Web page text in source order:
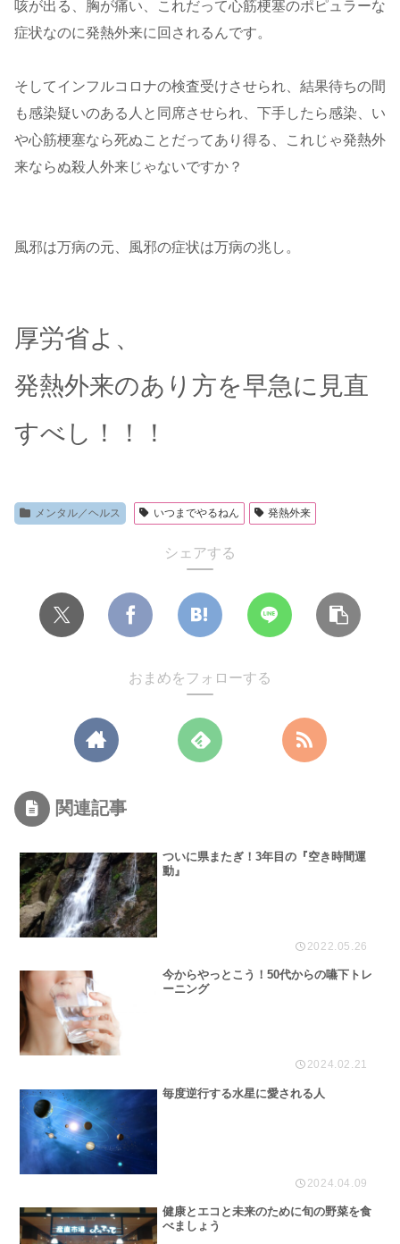
咳が出る、胸が痛い、これだって心筋梗塞のポピュラーな
症状なのに発熱外来に回されるんです。
そしてインフルコロナの検査受けさせられ、結果待ちの間
も感染疑いのある人と同席させられ、下手したら感染、い
や心筋梗塞なら死ぬことだってあり得る、これじゃ発熱外
来ならぬ殺人外来じゃないですか？
風邪は万病の元、風邪の症状は万病の兆し。
厚労省よ、
発熱外来のあり方を早急に見直
すべし！！！
メンタル／ヘルス いつまでやるねん 発熱外来
シェアする
おまめをフォローする
関連記事
ついに県またぎ！3年目の『空き時間運
動』
2022.05.26
今からやっとこう！50代からの嚥下トレ
ーニング
2024.02.21
毎度逆行する水星に愛される人
2024.04.09
健康とエコと未来のために旬の野菜を食
べましょう